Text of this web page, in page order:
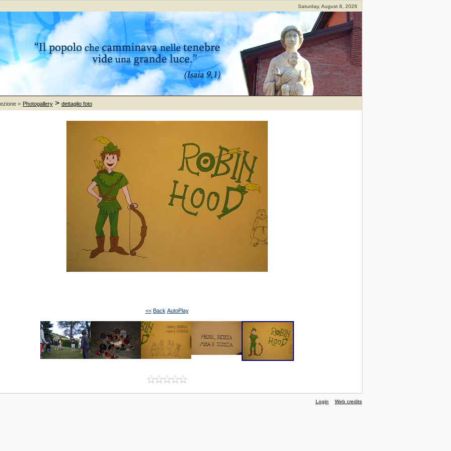
Saturday, August 8, 2026
> Photogallery > dettaglio foto
<< Back AutoPlay
Login Web credits